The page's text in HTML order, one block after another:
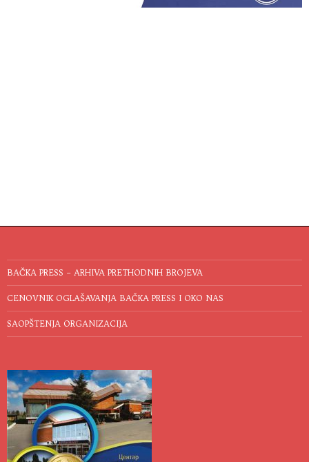
BAČKA PRESS – ARHIVA PRETHODNIH BROJEVA
CENOVNIK OGLAŠAVANJA BAČKA PRESS I OKO NAS
SAOPŠTENJA ORGANIZACIJA